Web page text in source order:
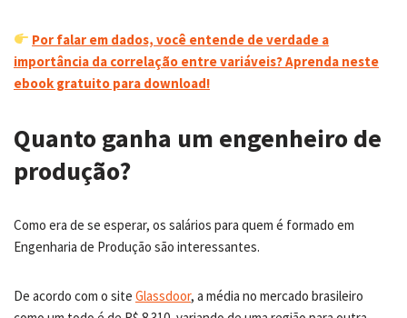
Por falar em dados, você entende de verdade a
importância da correlação entre variáveis? Aprenda neste
ebook gratuito para download!
Quanto ganha um engenheiro de
produção?
Como era de se esperar, os salários para quem é formado em
Engenharia de Produção são interessantes.
De acordo com o site Glassdoor, a média no mercado brasileiro